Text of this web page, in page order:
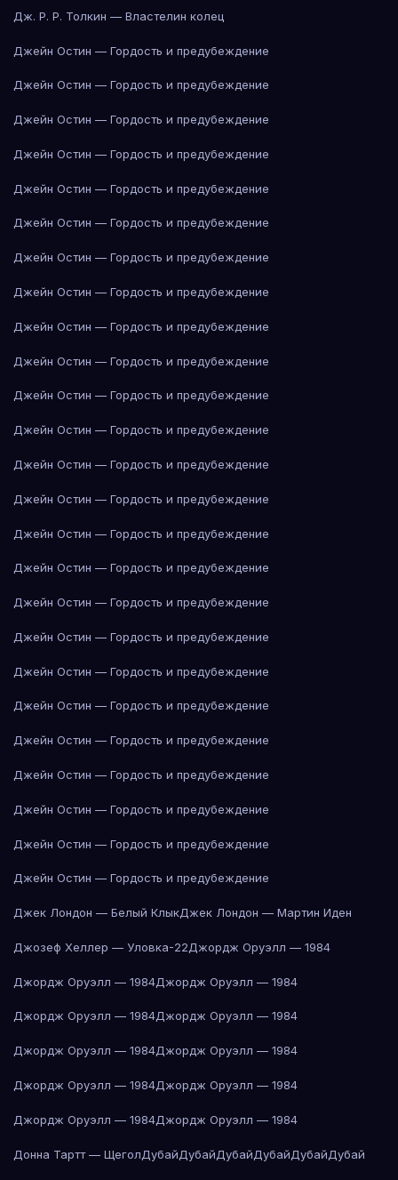
Дж. Р. Р. Толкин — Властелин колец
Джейн Остин — Гордость и предубеждение
Джейн Остин — Гордость и предубеждение
Джейн Остин — Гордость и предубеждение
Джейн Остин — Гордость и предубеждение
Джейн Остин — Гордость и предубеждение
Джейн Остин — Гордость и предубеждение
Джейн Остин — Гордость и предубеждение
Джейн Остин — Гордость и предубеждение
Джейн Остин — Гордость и предубеждение
Джейн Остин — Гордость и предубеждение
Джейн Остин — Гордость и предубеждение
Джейн Остин — Гордость и предубеждение
Джейн Остин — Гордость и предубеждение
Джейн Остин — Гордость и предубеждение
Джейн Остин — Гордость и предубеждение
Джейн Остин — Гордость и предубеждение
Джейн Остин — Гордость и предубеждение
Джейн Остин — Гордость и предубеждение
Джейн Остин — Гордость и предубеждение
Джейн Остин — Гордость и предубеждение
Джейн Остин — Гордость и предубеждение
Джейн Остин — Гордость и предубеждение
Джейн Остин — Гордость и предубеждение
Джейн Остин — Гордость и предубеждение
Джейн Остин — Гордость и предубеждение
Джек Лондон — Белый КлыкДжек Лондон — Мартин Иден
Джозеф Хеллер — Уловка-22Джордж Оруэлл — 1984
Джордж Оруэлл — 1984Джордж Оруэлл — 1984
Джордж Оруэлл — 1984Джордж Оруэлл — 1984
Джордж Оруэлл — 1984Джордж Оруэлл — 1984
Джордж Оруэлл — 1984Джордж Оруэлл — 1984
Джордж Оруэлл — 1984Джордж Оруэлл — 1984
Донна Тартт — ЩеголДубайДубайДубайДубайДубайДубай